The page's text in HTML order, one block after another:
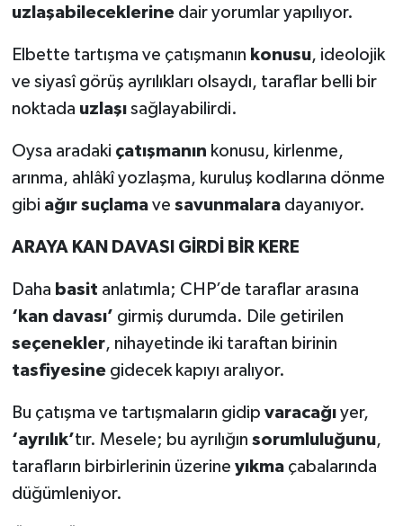
uzlaşabileceklerinedair yorumlar yapılıyor.
Elbette tartışma ve çatışmanın konusu, ideolojik
ve siyasî görüş ayrılıkları olsaydı, taraflar belli bir
noktada uzlaşısağlayabilirdi.
Oysa aradaki çatışmanın konusu, kirlenme,
arınma, ahlâkî yozlaşma, kuruluş kodlarına dönme
gibi ağır suçlamave savunmalaradayanıyor.
ARAYA KAN DAVASI GİRDİ BİR KERE
Daha basit anlatımla; CHP’de taraflar arasına
‘kan davası’ girmiş durumda. Dile getirilen
seçenekler, nihayetinde iki taraftan birinin
tasfiyesinegidecek kapıyı aralıyor.
Bu çatışma ve tartışmaların gidip varacağıyer,
‘ayrılık’tır. Mesele; bu ayrılığın sorumluluğunu,
tarafların birbirlerinin üzerine yıkmaçabalarında
düğümleniyor.